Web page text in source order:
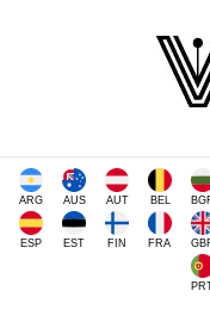
ARG AUS AUT BEL
ESP EST FIN FRA